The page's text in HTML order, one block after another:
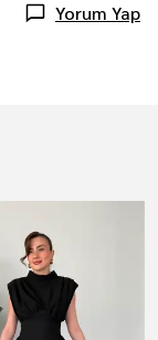
Yorum Yap